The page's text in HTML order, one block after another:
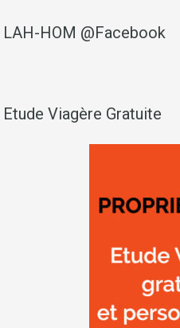
LAH-HOM @Facebook
Etude Viagère Gratuite